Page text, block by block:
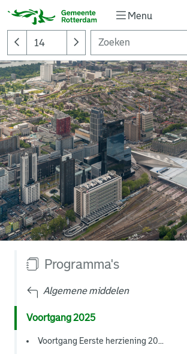
Menu
Programma's
Algemene middelen
Voortgang 2025
Voortgang Eerste herziening 20...